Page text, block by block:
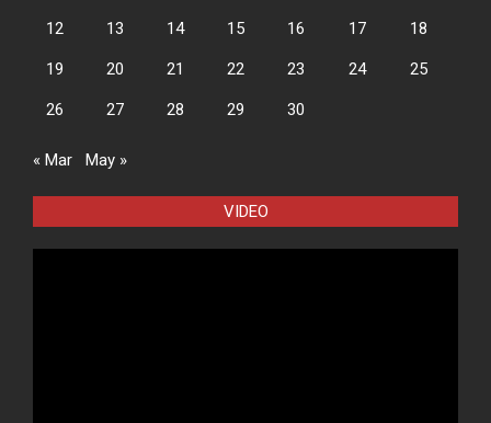
12 13 14 15 16 17 18
19 20 21 22 23 24 25
26 27 28 29 30
« Mar May »
VIDEO